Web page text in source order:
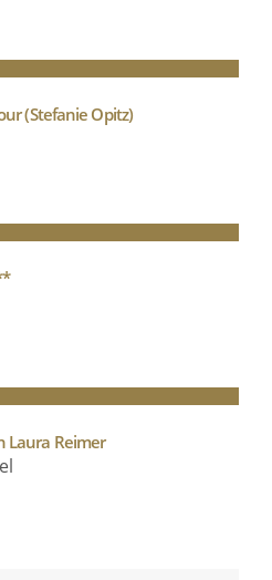
(Stefanie Opitz)
Laura Reimer